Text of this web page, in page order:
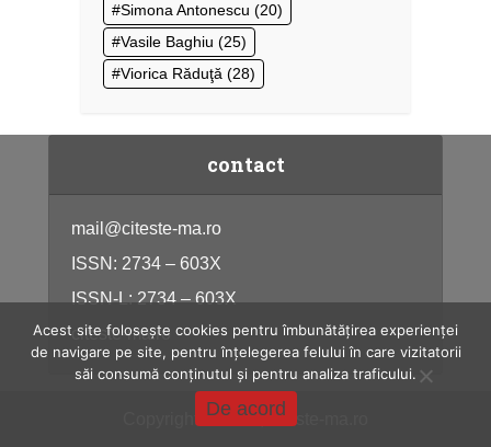
Simona Antonescu (20)
Vasile Baghiu (25)
Viorica Răduţă (28)
contact
mail@citeste-ma.ro
ISSN: 2734 – 603X
ISSN-L: 2734 – 603X
citeste-ma.ro
Copyright © 2026, citeste-ma.ro
Acest site folosește cookies pentru îmbunătățirea experienței
de navigare pe site, pentru înțelegerea felului în care vizitatorii
săi consumă conținutul și pentru analiza traficului.
De acord